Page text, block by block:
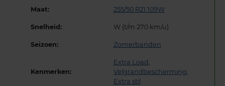
Maat: 255/50 R21 109W
Snelheid: W (t/m 270 km/u)
Seizoen: Zomerbanden
Kenmerken:
Extra Load ,
Velgrandbescherming,
Extra stil